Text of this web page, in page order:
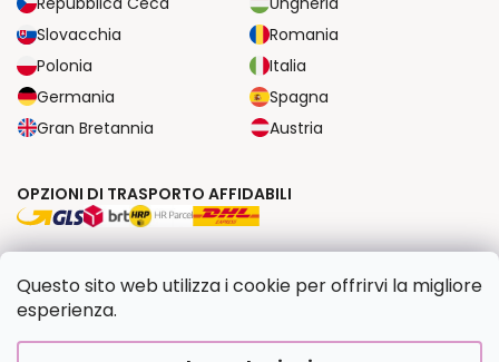
Questo sito web utilizza i cookie per offrirvi la migliore
esperienza.
Slovacchia
Romania
Polonia
Italia
Germania
Spagna
Gran Bretannia
Austria
OPZIONI DI TRASPORTO AFFIDABILI